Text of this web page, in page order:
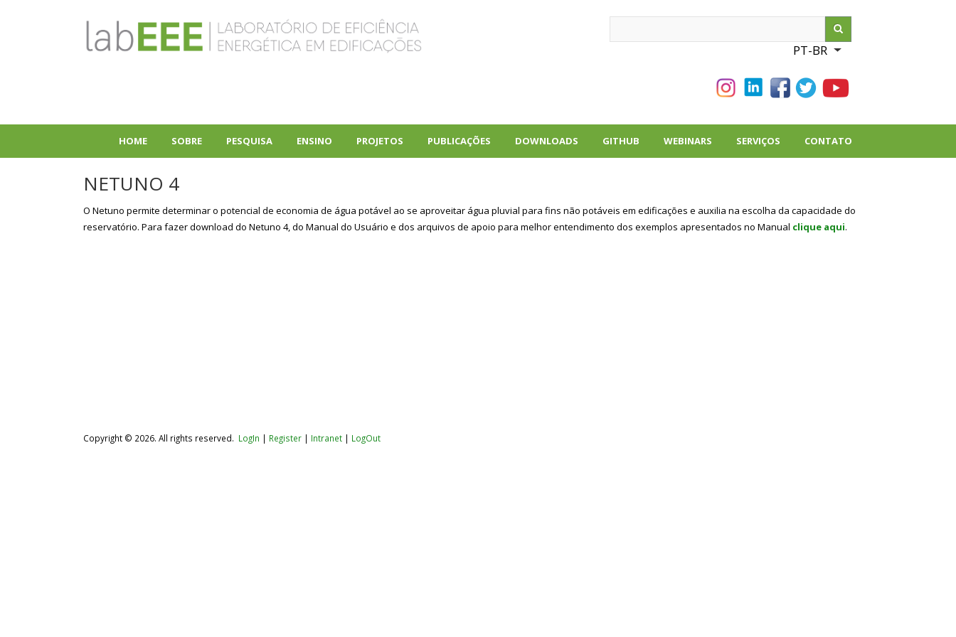
PT-BR
List additional
HOME SOBRE PESQUISA ENSINO PROJETOS PUBLICAÇÕES DOWNLOADS GITHUB WEBINARS SERVIÇOS CONTATO
NETUNO 4
O Netuno permite determinar o potencial de economia de água potável ao se aproveitar água pluvial para fins não potáveis em edificações e auxilia na escolha da capacidade do
reservatório. Para fazer download do Netuno 4, do Manual do Usuário e dos arquivos de apoio para melhor entendimento dos exemplos apresentados no Manual clique aqui.
Copyright © 2026. All rights reserved. LogIn | Register | Intranet | LogOut